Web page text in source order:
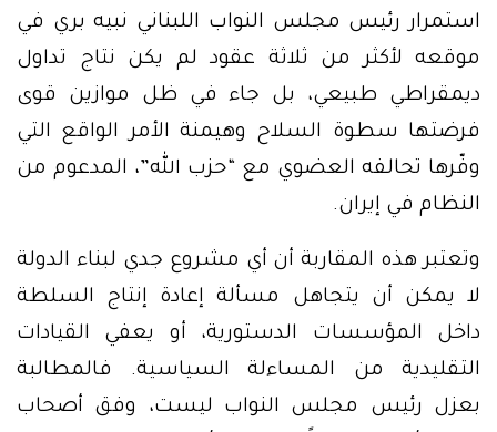
استمرار رئيس مجلس النواب اللبناني نبيه بري في
موقعه لأكثر من ثلاثة عقود لم يكن نتاج تداول
ديمقراطي طبيعي، بل جاء في ظل موازين قوى
فرضتها سطوة السلاح وهيمنة الأمر الواقع التي
وفّرها تحالفه العضوي مع “حزب الله”، المدعوم من
النظام في إيران.
وتعتبر هذه المقاربة أن أي مشروع جدي لبناء الدولة
لا يمكن أن يتجاهل مسألة إعادة إنتاج السلطة
داخل المؤسسات الدستورية، أو يعفي القيادات
التقليدية من المساءلة السياسية. فالمطالبة
بعزل رئيس مجلس النواب ليست، وفق أصحاب